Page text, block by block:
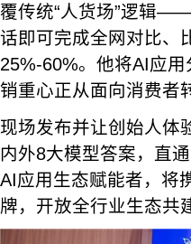
覆传统“人货场”逻辑
话即可完成全网对比、
25%-60%。他将AI应
销重心正从面向消费者
现场发布并让创始人体
内外8大模型答案，直
AI应用生态赋能者，将
牌，开放全行业生态共